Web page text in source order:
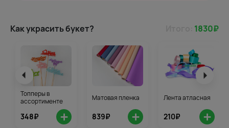
Как украсить букет? 1830₽
Топперы в
ассортименте
348₽ +
Матовая пленка
839₽ +
Лента атласная
210₽ +